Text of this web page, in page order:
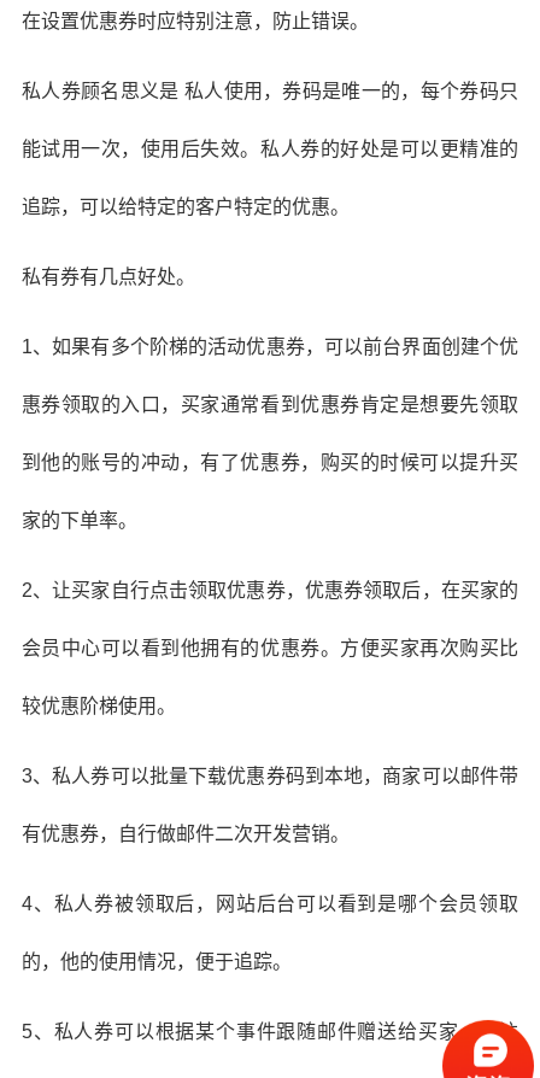
在设置优惠券时应特别注意，防止错误。
私人券顾名思义是 私人使用，券码是唯一的，每个券码只
能试用一次，使用后失效。私人券的好处是可以更精准的
追踪，可以给特定的客户特定的优惠。
私有券有几点好处。
1、如果有多个阶梯的活动优惠券，可以前台界面创建个优
惠券领取的入口，买家通常看到优惠券肯定是想要先领取
到他的账号的冲动，有了优惠券，购买的时候可以提升买
家的下单率。
2、让买家自行点击领取优惠券，优惠券领取后，在买家的
会员中心可以看到他拥有的优惠券。方便买家再次购买比
较优惠阶梯使用。
3、私人券可以批量下载优惠券码到本地，商家可以邮件带
有优惠券，自行做邮件二次开发营销。
4、私人券被领取后，网站后台可以看到是哪个会员领取
的，他的使用情况，便于追踪。
5、私人券可以根据某个事件跟随邮件赠送给买家，如注